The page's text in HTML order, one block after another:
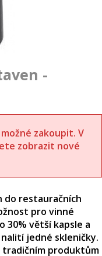
zakoupit. V
zobrazit nové
do restauračních
pro vinné
30% větší kapsle a
jedné skleničky.
tradičním produktům